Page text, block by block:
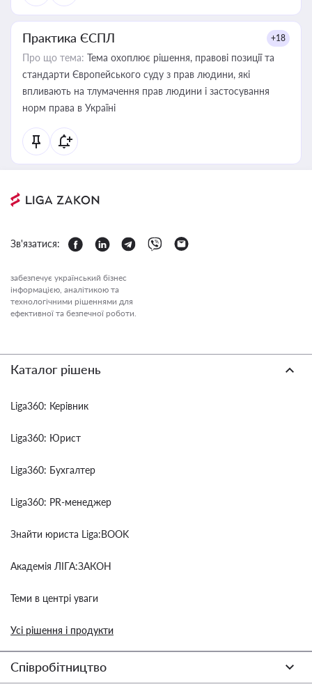
Практика ЄСПЛ +18
Про що тема: Тема охоплює рішення, правові позиції та
стандарти Європейського суду з прав людини, які
впливають на тлумачення прав людини і застосування
норм права в Україні
Зв'язатися:
забезпечує український бізнес
інформацією, аналітикою та
технологічними рішеннями для
ефективної та безпечної роботи.
Каталог рішень
Liga360: Керівник
Liga360: Юрист
Liga360: Бухгалтер
Liga360: PR-менеджер
Знайти юриста Liga:BOOK
Академія ЛІГА:ЗАКОН
Теми в центрі уваги
Усі рішення і продукти
Співробітництво